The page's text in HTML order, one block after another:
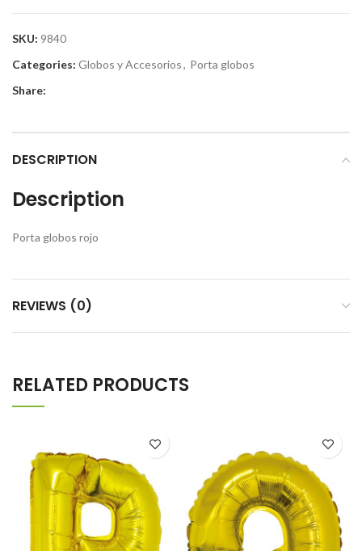
SKU: 9840
Categories: Globos y Accesorios, Porta globos
Share:
DESCRIPTION
Description
Porta globos rojo
REVIEWS (0)
RELATED PRODUCTS